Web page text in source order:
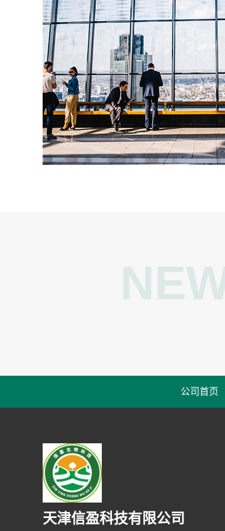
公司首页
天津信盈科技有限公司